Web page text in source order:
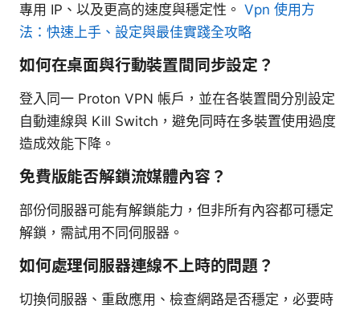
專用 IP、以及更高的速度與穩定性。 Vpn 使用方
法：快速上手、設定與最佳實踐全攻略
如何在桌面與行動裝置間同步設定？
登入同一 Proton VPN 帳戶，並在各裝置間分別設定
自動連線與 Kill Switch，避免同時在多裝置使用過度
造成效能下降。
免費版能否解鎖流媒體內容？
部份伺服器可能有解鎖能力，但非所有內容都可穩定
解鎖，需試用不同伺服器。
如何處理伺服器連線不上時的問題？
切換伺服器、重啟應用、檢查網路是否穩定，必要時